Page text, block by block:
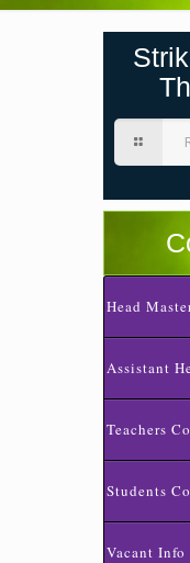
Head
Assistant
Teachers
Students
Vacant Info